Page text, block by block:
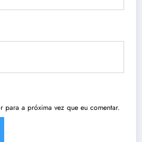
para a próxima vez que eu comentar.